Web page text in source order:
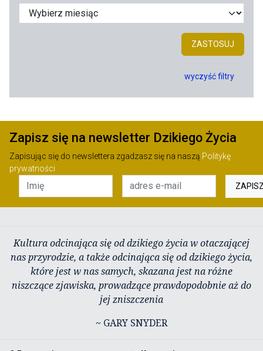
ZASTOSUJ
wyczyść filtry
Zapisz się na newsletter Dzikiego Życia
Zapisując się do newslettera zgadzasz się na naszą Politykę
prywatności
Kultura odcinająca się od dzikiego życia w otaczającej
nas przyrodzie, a także odcinająca się od dzikiego życia,
które jest w nas samych, skazana jest na różne
niszczące zjawiska, prowadzące prawdopodobnie aż do
jej zniszczenia
~ GARY SNYDER